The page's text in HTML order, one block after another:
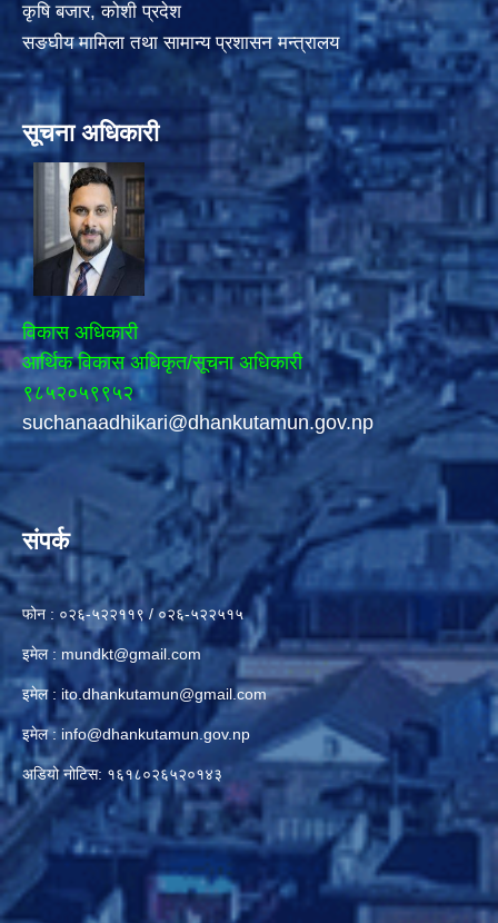
कृषि बजार, कोशी प्रदेश
सङघीय मामिला तथा सामान्य प्रशासन मन्त्रालय
सूचना अधिकारी
विकास अधिकारी
आर्थिक विकास अधिकृत/सूचना अधिकारी
९८५२०५९९५२
suchanaadhikari@dhankutamun.gov.np
संपर्क
फोन : ०२६-५२२११९ / ०२६-५२२५१५
इमेल : mundkt@gmail.com
इमेल : ito.dhankutamun@gmail.com
इमेल : info@dhankutamun.gov.np
अडियो नोटिस: १६१८०२६५२०१४३